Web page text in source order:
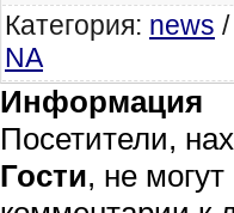
Категория: news
NA
Информация
Посетители,
Гости, не